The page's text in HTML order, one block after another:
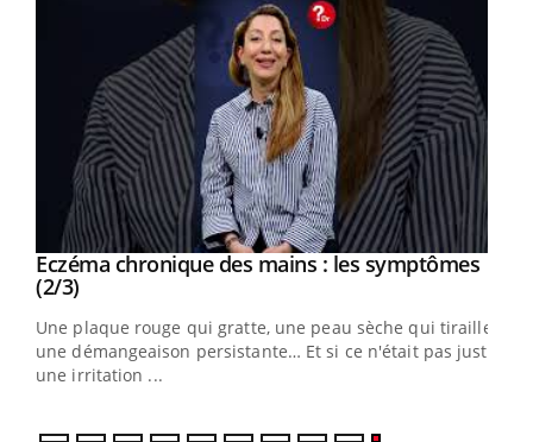
Youtube
Eczéma chronique des mains : les symptômes
(2/3)Youtube
Une plaque rouge qui gratte, une peau sèche qui tiraille,
une démangeaison persistante… Et si ce n'était pas juste
une irritation ...